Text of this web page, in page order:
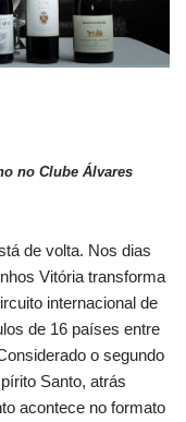
no Clube Álvares
de volta. Nos dias
Vitória transforma
internacional de
de 16 países entre
o segundo
Santo, atrás
acontece no formato